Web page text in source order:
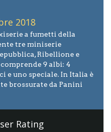
2018
a fumetti della
tre miniserie
Ribellione e
9 albi: 4
e uno speciale. In Italia è
brossurate da Panini
Rating